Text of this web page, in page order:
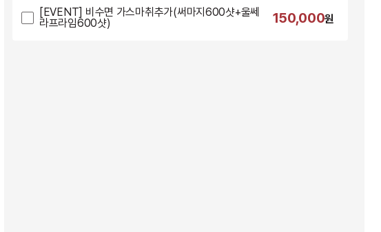
[EVENT] 비수면 가스마취추가(써마지600샷+울쎄
라프라임600샷)
150,000원